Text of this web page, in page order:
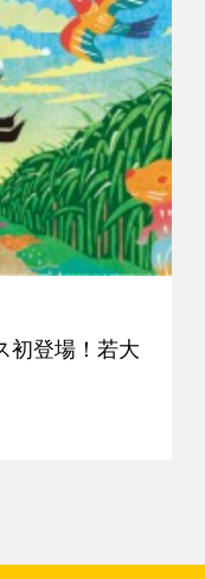
初登場！若大